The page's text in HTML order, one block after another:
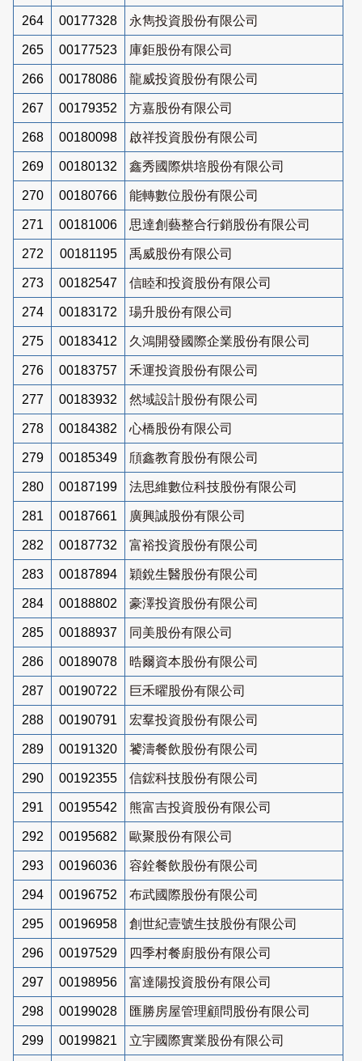
264 00177328 永雋投資股份有限公司
265 00177523 庫鉅股份有限公司
266 00178086 龍威投資股份有限公司
267 00179352 方嘉股份有限公司
268 00180098 啟祥投資股份有限公司
269 00180132 鑫秀國際烘培股份有限公司
270 00180766 能轉數位股份有限公司
271 00181006 思達創藝整合行銷股份有限公司
272 00181195 禹威股份有限公司
273 00182547 信睦和投資股份有限公司
274 00183172 瑒升股份有限公司
275 00183412 久鴻開發國際企業股份有限公司
276 00183757 禾運投資股份有限公司
277 00183932 然域設計股份有限公司
278 00184382 心橋股份有限公司
279 00185349 頎鑫教育股份有限公司
280 00187199 法思維數位科技股份有限公司
281 00187661 廣興誠股份有限公司
282 00187732 富裕投資股份有限公司
283 00187894 穎銳生醫股份有限公司
284 00188802 豪澤投資股份有限公司
285 00188937 同美股份有限公司
286 00189078 晧爾資本股份有限公司
287 00190722 巨禾曜股份有限公司
288 00190791 宏羣投資股份有限公司
289 00191320 饕濤餐飲股份有限公司
290 00192355 信鋐科技股份有限公司
291 00195542 熊富吉投資股份有限公司
292 00195682 歐聚股份有限公司
293 00196036 容銓餐飲股份有限公司
294 00196752 布武國際股份有限公司
295 00196958 創世紀壹號生技股份有限公司
296 00197529 四季村餐廚股份有限公司
297 00198956 富達陽投資股份有限公司
298 00199028 匯勝房屋管理顧問股份有限公司
299 00199821 立宇國際實業股份有限公司